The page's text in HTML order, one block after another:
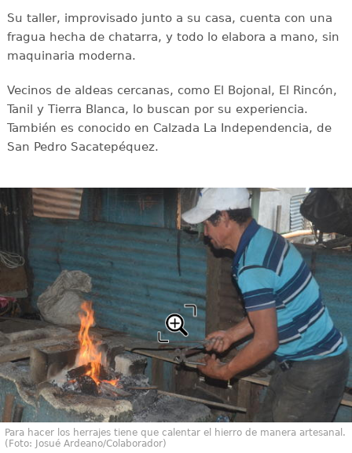
Su taller, improvisado junto a su casa, cuenta con una
fragua hecha de chatarra, y todo lo elabora a mano, sin
maquinaria moderna.
Vecinos de aldeas cercanas, como El Bojonal, El Rincón,
Tanil y Tierra Blanca, lo buscan por su experiencia.
También es conocido en Calzada La Independencia, de
San Pedro Sacatepéquez.
Para hacer los herrajes tiene que calentar el hierro de manera artesanal.
(Foto: Josué Ardeano/Colaborador)